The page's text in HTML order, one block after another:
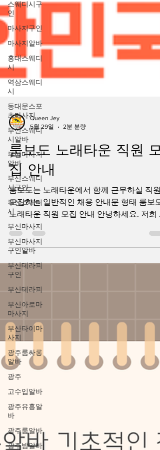
스웨디시구
인
마사지구인
마사지알바
홍대스웨디
시
역삼스웨디
시
동대문스포
츠마사지
부산스웨디
시알바
부산마사지
알바
부산스웨디
시구인
부산스웨디
시
부신마사지
부산마사지
구인알바
부산테라피
구인
부산테라피
부산아로마
마사지
부산타이마
사지
광주룸싸롱
알바
광주
고수입알바
광주유흥알
바
광주룸알바
광주밤알바
Queen Jey
룸보도 노래타운 직원 모
집 안내
룸보도는 노래타운에서 함께 근무하실 직원
모집하는 일반적인 채용 안내문 형태 룸보도
노래타운 직원 모집 안내 안녕하세요. 저희
래타운은 고객들에게 편안하고 즐거운 시간
제공하기 위해 항상 최선을 다하고 있으며,
께 성장해 나갈 성실한 직원을 모집하고 있
니다. 매장을 운영하다 보면 혼자서는 감당
기 어려운 순간들이 많습니다. 룸보도는 손
응대부터 매장 관리, 청소, 주방 보조, 음료
비 등 다양한 업무가 원활하게 이루어져야
객 만족도를 높일 수 있습니다. 그래서 저희
함께 책임감 있게 근무해 주실 분들을 찾고
습니다. 룸보도 구인중입니다. 경력이 있으
분들은 물론이고 처음 관련 업종에 도전하시
는 분들도 지원 가능합니다. 룸보도는 처음
가라오케알바 중요한 것은 성실함과 배우려
자세라고 생각합니다. 초보자도 쉽게 적응할
수 있도록 업무를 차근차근 알려드리고 있으
며, 직원들이 편안하게